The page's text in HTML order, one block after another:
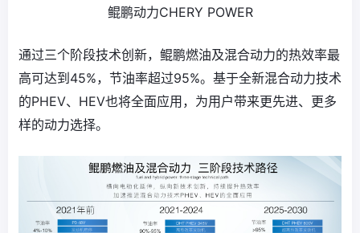
鲲鹏动力CHERY POWER
通过三个阶段技术创新，鲲鹏燃油及混合动力的热效率最
高可达到45%，节油率超过95%。基于全新混合动力技术
的PHEV、HEV也将全面应用，为用户带来更先进、更多
样的动力选择。